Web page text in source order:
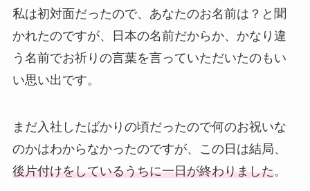
私は初対面だったので、あなたのお名前は？と聞
かれたのですが、日本の名前だからか、かなり違
う名前でお祈りの言葉を言っていただいたのもい
い思い出です。
まだ入社したばかりの頃だったので何のお祝いな
のかはわからなかったのですが、この日は結局、
後片付けをしているうちに一日が終わりました。